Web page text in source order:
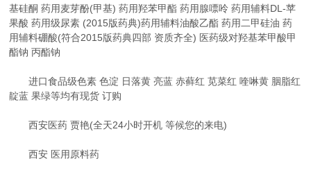
基硅酮 药用麦芽酚(甲基) 药用羟苯甲酯 药用腺嘌呤 药用辅料DL-苹
果酸 药用级尿素 (2015版药典)药用辅料油酸乙酯 药用二甲硅油 药
用辅料硼酸(符合2015版药典四部 资质齐全) 医药级对羟基苯甲酸甲
酯钠 丙酯钠
进口食品级色素 色淀 日落黄 亮蓝 赤藓红 苋菜红 喹啉黄 胭脂红
靛蓝 果绿等均有现货 订购
西安医药 贾艳(全天24小时开机 等候您的来电)
西安 医用原料药